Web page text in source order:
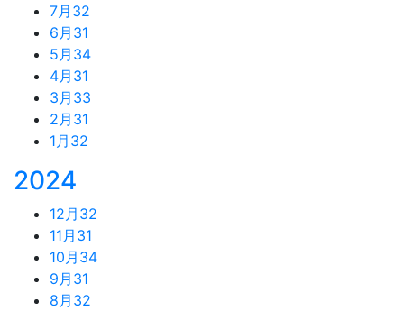
7月 32
6月 31
5月 34
4月 31
3月 33
2月 31
1月 32
2024
12月 32
11月 31
10月 34
9月 31
8月 32